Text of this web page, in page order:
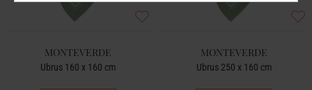
MONTEVERDE
Ubrus 160 x 160 cm
MONTEVERDE
Ubrus 250 x 160 cm